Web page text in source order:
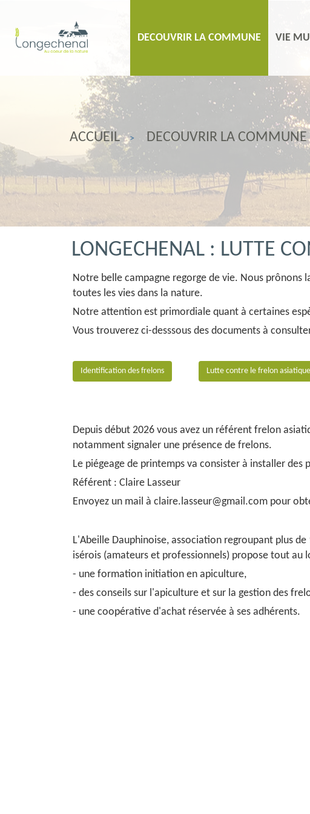
DECOUVRIR LA COMMUNE VIE
ACCUEIL DECOUVRIR LA COMMUNE
LONGECHENAL : LUTTE
Notre belle campagne regorge de vie. Nous prônons
toutes les vies dans la nature.
Notre attention est primordiale quant à certaines
Vous trouverez ci-desssous des documents à
Identification des frelons Lutte contre le frelon asiatique
Depuis début 2026 vous avez un référent frelon
notamment signaler une présence de frelons.
Le piégeage de printemps va consister à installer des
Référent : Claire Lasseur
Envoyez un mail à claire.lasseur@gmail.com pour
L'Abeille Dauphinoise, association regroupant plus
isérois (amateurs et professionnels) propose tout au
- une formation initiation en apiculture,
- des conseils sur l'apiculture et sur la gestion des
- une coopérative d'achat réservée à ses adhérents.